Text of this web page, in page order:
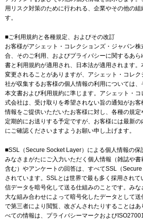
用リスク対策のために行われる、企業やその他の組
す。
■ご利用規約と各種規定、およびその改訂
お客様がアシェット・コレクションズ・ジャパン
合、そのご利用、およびプライバシーに関するあ
書と利用規約が適用され、日本法が適用されます
変更されることがありますが、アシェット・コレ
社が収集するお客様の個人情報の利用については
本文書および利用規約に準じます。アシェット・
式会社は、受け取りを希望されない旨の通知がお
情報をご提供いただいたお客様に対し、各種の規
定期的にお送りする予定ですが、お客様には最新
にご確認くださいますようお願い申し上げます。
■SSL（Secure Socket Layer）による個人情報の保
みなさまがたにご入力いただく個人情報（雑誌や
含む）やアンケートの回答は、すべてSSL（
されています。SSLとは世界で最も多く採用されて
信データを暗号化して送る仕組みのことです。み
大な組み合わせによって暗号化したデータとして
で第三者により閲覧、改ざんされたりすることは
べての情報は、プライバシーマークおよび